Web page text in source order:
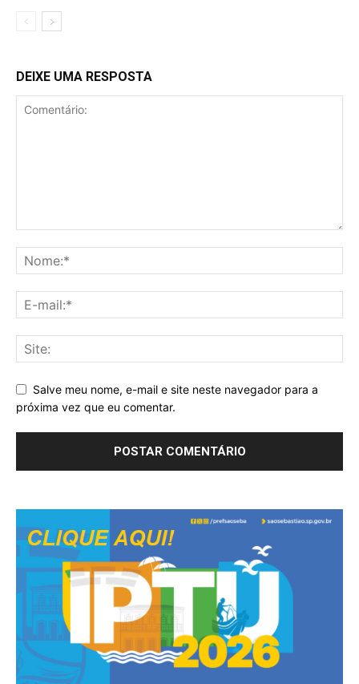
DEIXE UMA RESPOSTA
Salve meu nome, e-mail e site neste navegador para a
próxima vez que eu comentar.